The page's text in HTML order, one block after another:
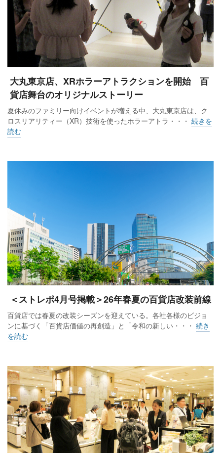
大丸東京店、XRホラーアトラクションを開始 百
貨店舞台のオリジナルストーリー
夏休みのファミリー向けイベントが増える中、大丸東京店は、ク
ロスリアリティー（XR）技術を使ったホラーアトラ・・・ 続きを
読む
＜ストレポ4月号掲載＞26年春夏の百貨店改装前線
百貨店では春夏の改装シーズンを迎えている。各社各様のビジョ
ンに基づく「百貨店価値の再創造」と「令和の新しい・・・ 続き
を読む